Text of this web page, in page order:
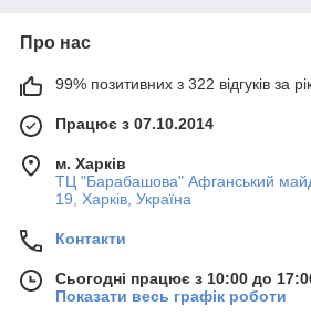
Про нас
99% позитивних з 322 відгуків за
Працює з 07.10.2014
м. Харків
ТЦ "Барабашова" Афганський
19, Харків, Україна
Контакти
Сьогодні працює з 10:00 до
Показати весь графік роботи